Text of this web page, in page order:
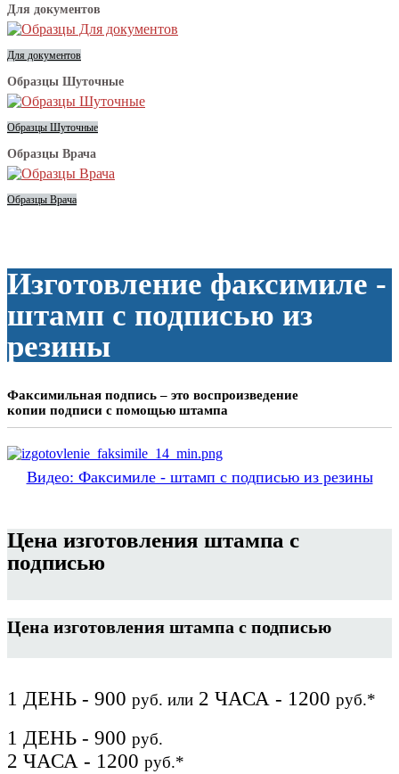
Для документов
Для документов
Образцы Шуточные
Образцы Шуточные
Образцы Врача
Образцы Врача
Изготовление факсимиле -
штамп с подписью из
резины
Факсимильная подпись – это воспроизведение
копии подписи с помощью штампа
Видео: Факсимиле - штамп с подписью из резины
Цена изготовления штампа с
подписью
Цена изготовления штампа с подписью
1 ДЕНЬ - 900 руб. или 2 ЧАСА - 1200 руб.*
1 ДЕНЬ - 900 руб.
2 ЧАСА - 1200 руб.*